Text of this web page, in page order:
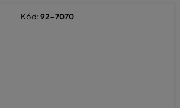
Kód:92-7070